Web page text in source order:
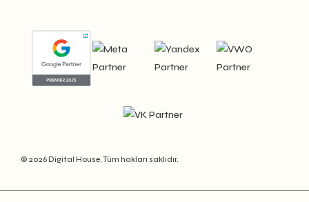
© 2026 Digital House, Tüm hakları saklıdır.